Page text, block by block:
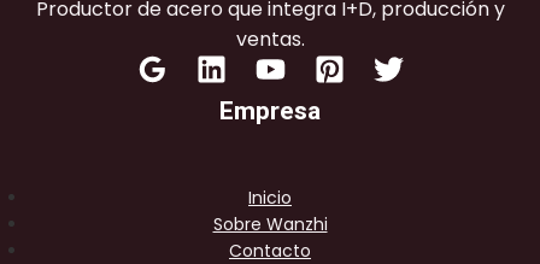
Productor de acero que integra I+D, producción y
ventas.
Empresa
Inicio
Sobre Wanzhi
Contacto